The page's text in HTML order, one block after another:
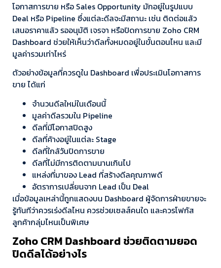
โอกาสการขาย หรือ Sales Opportunity มักอยู่ในรูปแบบ
Deal หรือ Pipeline ซึ่งแต่ละดีลจะมีสถานะ เช่น ติดต่อแล้ว
เสนอราคาแล้ว รออนุมัติ เจรจา หรือปิดการขาย Zoho CRM
Dashboard ช่วยให้เห็นว่าดีลทั้งหมดอยู่ในขั้นตอนไหน และมี
มูลค่ารวมเท่าไหร่
ตัวอย่างข้อมูลที่ควรดูใน Dashboard เพื่อประเมินโอกาสการ
ขาย ได้แก่
จำนวนดีลใหม่ในเดือนนี้
มูลค่าดีลรวมใน Pipeline
ดีลที่มีโอกาสปิดสูง
ดีลที่ค้างอยู่ในแต่ละ Stage
ดีลที่ใกล้วันปิดการขาย
ดีลที่ไม่มีการติดตามนานเกินไป
แหล่งที่มาของ Lead ที่สร้างดีลคุณภาพดี
อัตราการเปลี่ยนจาก Lead เป็น Deal
เมื่อข้อมูลเหล่านี้ถูกแสดงบน Dashboard ผู้จัดการฝ่ายขายจะ
รู้ทันทีว่าควรเร่งดีลไหน ควรช่วยเซลส์คนใด และควรโฟกัส
ลูกค้ากลุ่มไหนเป็นพิเศษ
Zoho CRM Dashboard ช่วยติดตามยอด
ปิดดีลได้อย่างไร